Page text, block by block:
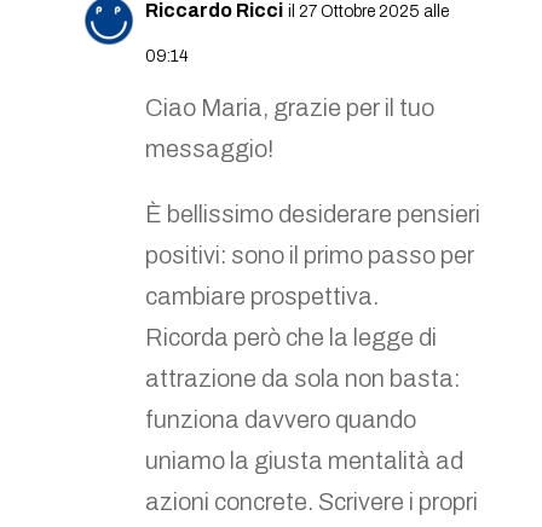
Riccardo Ricci il 27 Ottobre 2025 alle
09:14
Ciao Maria, grazie per il tuo
messaggio!
È bellissimo desiderare pensieri
positivi: sono il primo passo per
cambiare prospettiva.
Ricorda però che la legge di
attrazione da sola non basta:
funziona davvero quando
uniamo la giusta mentalità ad
azioni concrete. Scrivere i propri